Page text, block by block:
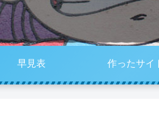
早見表 作ったサイ